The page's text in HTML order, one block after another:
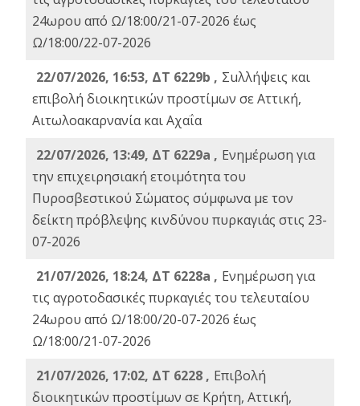
24ωρου από Ω/18:00/21-07-2026 έως
Ω/18:00/22-07-2026
22/07/2026, 16:53, ΔΤ 6229b , Σuλλήψεις και
επιβολή διοικητικών προστίμων σε Αττική,
Αιτωλοακαρνανία και Αχαΐα
22/07/2026, 13:49, ΔΤ 6229a , Ενημέρωση για
την επιχειρησιακή ετοιμότητα του
Πυροσβεστικού Σώματος σύμφωνα με τον
δείκτη πρόβλεψης κινδύνου πυρκαγιάς στις 23-
07-2026
21/07/2026, 18:24, ΔΤ 6228a , Ενημέρωση για
τις αγροτοδασικές πυρκαγιές του τελευταίου
24ωρου από Ω/18:00/20-07-2026 έως
Ω/18:00/21-07-2026
21/07/2026, 17:02, ΔΤ 6228 , Επιβολή
διοικητικών προστίμων σε Κρήτη, Αττική,